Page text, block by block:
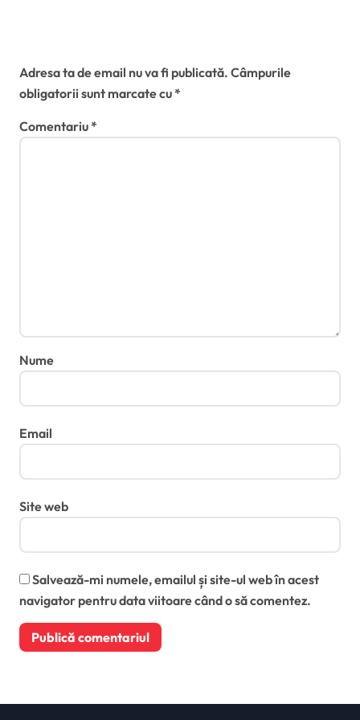
Adresa ta de email nu va fi publicată. Câmpurile
obligatorii sunt marcate cu*
Comentariu*
Nume
Email
Site web
Salvează-mi numele, emailul și site-ul web în acest
navigator pentru data viitoare când o să comentez.